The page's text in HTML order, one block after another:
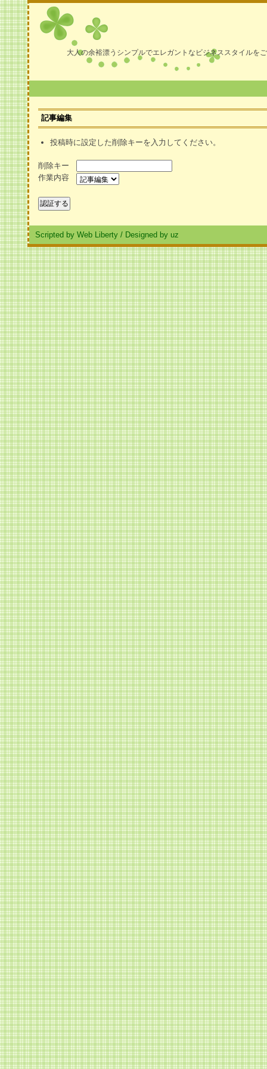
大人の余裕漂うシンプルでエレガントなビジネススタイルを
記事編集
投稿時に設定した削除キーを入力してください。
削除キー
作業内容
Scripted by Web Liberty / Designed by uz